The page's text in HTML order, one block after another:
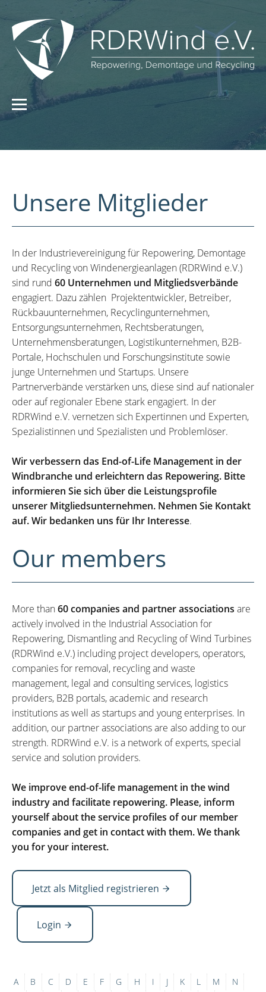
Unsere Mitglieder
In der Industrievereinigung für Repowering, Demontage
und Recycling von Windenergieanlagen (RDRWind e.V.)
sind rund 60 Unternehmen und Mitgliedsverbände
engagiert. Dazu zählen Projektentwickler, Betreiber,
Rückbauunternehmen, Recyclingunternehmen,
Entsorgungsunternehmen, Rechtsberatungen,
Unternehmensberatungen, Logistikunternehmen, B2B-
Portale, Hochschulen und Forschungsinstitute sowie
junge Unternehmen und Startups. Unsere
Partnerverbände verstärken uns, diese sind auf nationaler
oder auf regionaler Ebene stark engagiert. In der
RDRWind e.V. vernetzen sich Expertinnen und Experten,
Spezialistinnen und Spezialisten und Problemlöser.
Wir verbessern das End-of-Life Management in der
Windbranche und erleichtern das Repowering. Bitte
informieren Sie sich über die Leistungsprofile
unserer Mitgliedsunternehmen. Nehmen Sie Kontakt
auf. Wir bedanken uns für Ihr Interesse.
Our members
More than60 companies and partner associations are
actively involved in the Industrial Association for
Repowering, Dismantling and Recycling of Wind Turbines
(RDRWind e.V.) including project developers, operators,
companies for removal, recycling and waste
management, legal and consulting services, logistics
providers, B2B portals, academic and research
institutions as well as startups and young enterprises. In
addition, our partner associations are also adding to our
strength. RDRWind e.V. is a network of experts, special
service and solution providers.
We improve end-of-life management in the wind
industry and facilitate repowering. Please, inform
yourself about the service profiles of our member
companies and get in contact with them. We thank
you for your interest.
Jetzt als Mitglied registrieren
Login
A B C D E F G H I J K L M
N